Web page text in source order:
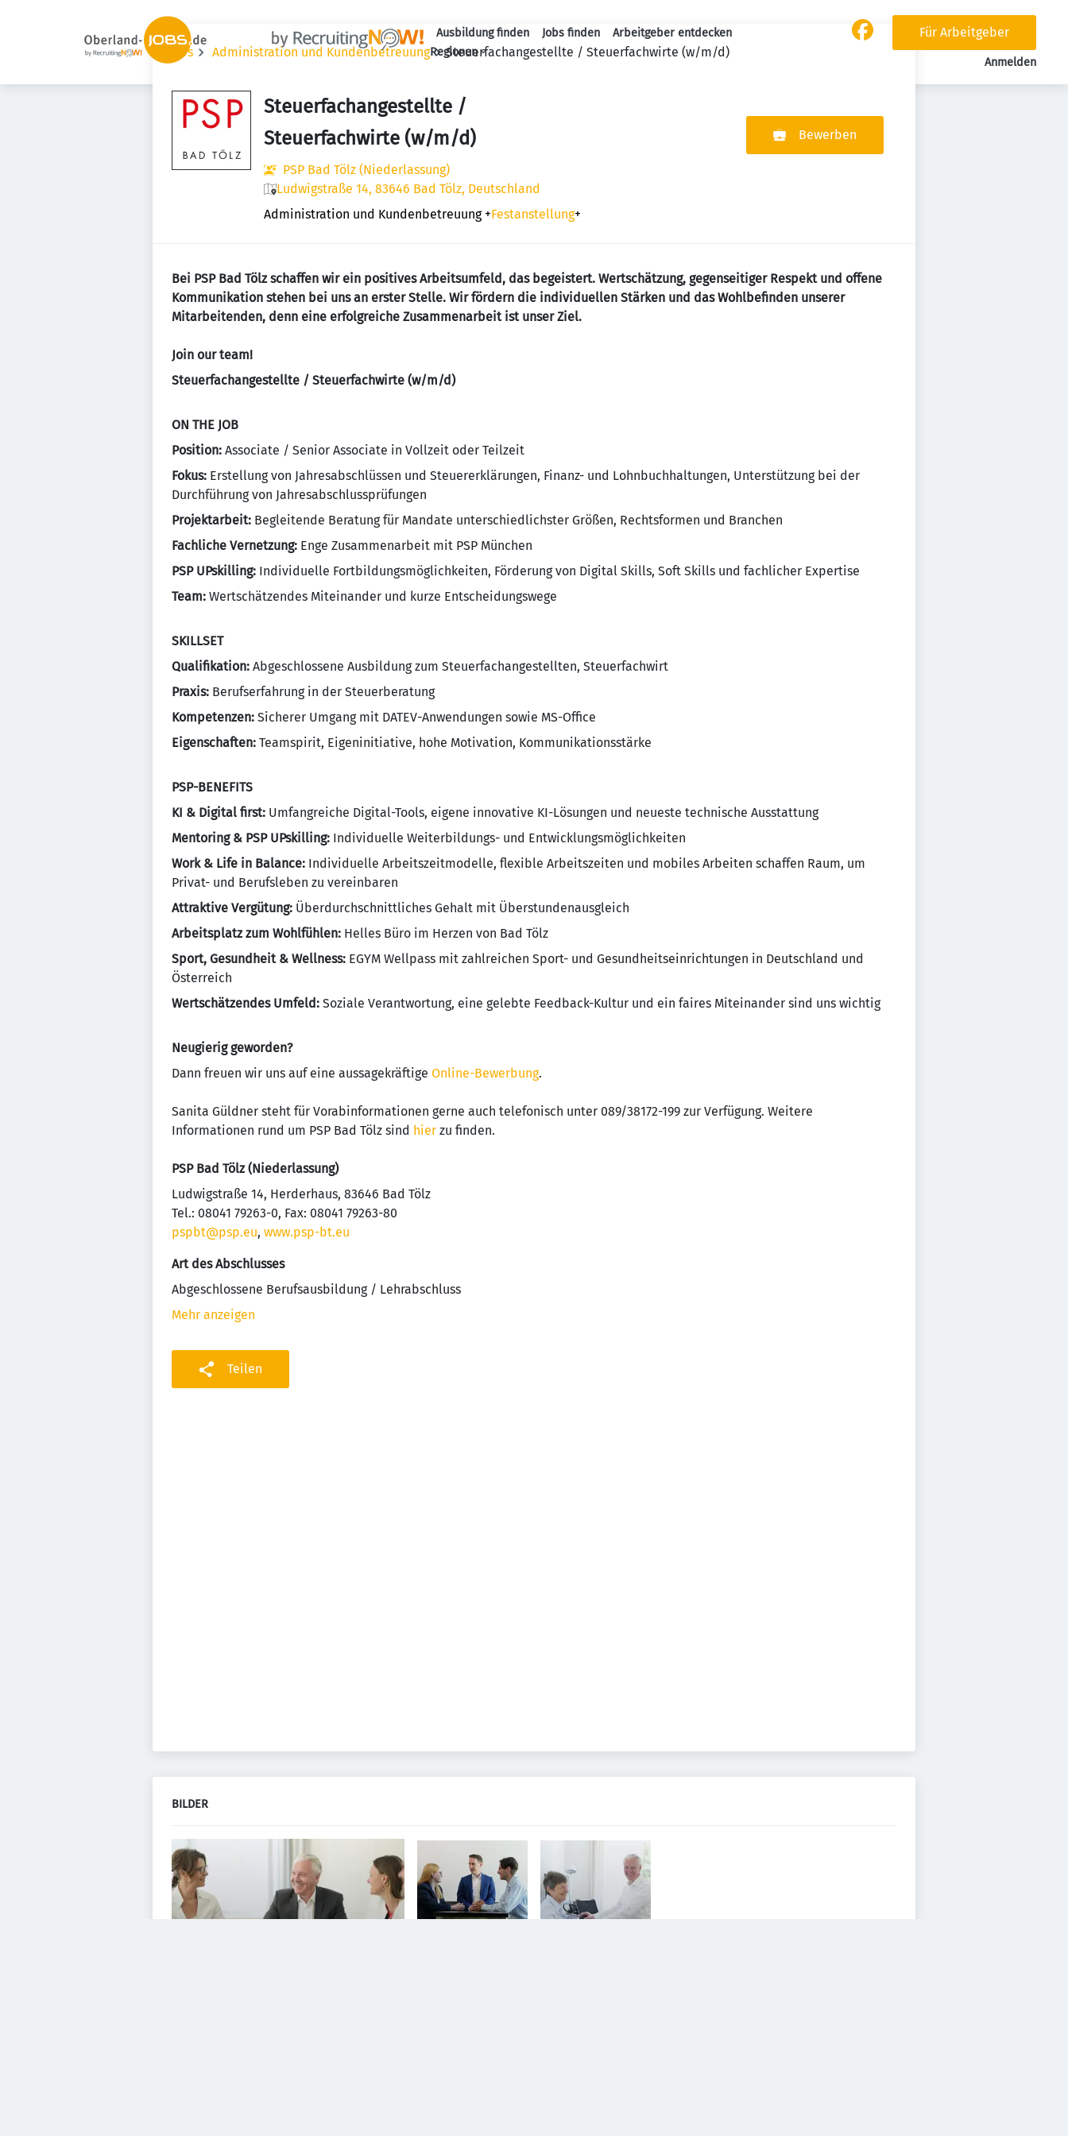
Haupt-Navigation
Ausbildung finden Jobs finden
Arbeitgeber entdecken
Regionen
Für Arbeitgeber
Anmelden
Jobs Administration und Kundenbetreuung Steuerfachangestellte / Steuerfachwirte (w/m/d)
Steuerfachangestellte /
Steuerfachwirte (w/m/d)
PSP Bad Tölz (Niederlassung)
Ludwigstraße 14, 83646 Bad Tölz, Deutschland
Administration und Kundenbetreuung +Festanstellung+
Bewerben
Bei PSP Bad Tölz schaffen wir ein positives Arbeitsumfeld, das begeistert. Wertschätzung, gegenseitiger Respekt und offene
Kommunikation stehen bei uns an erster Stelle. Wir fördern die individuellen Stärken und das Wohlbefinden unserer
Mitarbeitenden, denn eine erfolgreiche Zusammenarbeit ist unser Ziel.
Join our team!
Steuerfachangestellte / Steuerfachwirte (w/m/d)
ON THE JOB
Position: Associate / Senior Associate in Vollzeit oder Teilzeit
Fokus: Erstellung von Jahresabschlüssen und Steuererklärungen, Finanz- und Lohnbuchhaltungen, Unterstützung bei der
Durchführung von Jahresabschlussprüfungen
Projektarbeit: Begleitende Beratung für Mandate unterschiedlichster Größen, Rechtsformen und Branchen
Fachliche Vernetzung: Enge Zusammenarbeit mit PSP München
PSP UPskilling: Individuelle Fortbildungsmöglichkeiten, Förderung von Digital Skills, Soft Skills und fachlicher Expertise
Team: Wertschätzendes Miteinander und kurze Entscheidungswege
SKILLSET
Qualifikation: Abgeschlossene Ausbildung zum Steuerfachangestellten, Steuerfachwirt
Praxis: Berufserfahrung in der Steuerberatung
Kompetenzen: Sicherer Umgang mit DATEV-Anwendungen sowie MS-Office
Eigenschaften: Teamspirit, Eigeninitiative, hohe Motivation, Kommunikationsstärke
PSP-BENEFITS
KI & Digital first: Umfangreiche Digital-Tools, eigene innovative KI-Lösungen und neueste technische Ausstattung
Mentoring & PSP UPskilling: Individuelle Weiterbildungs- und Entwicklungsmöglichkeiten
Work & Life in Balance: Individuelle Arbeitszeitmodelle, flexible Arbeitszeiten und mobiles Arbeiten schaffen Raum, um
Privat- und Berufsleben zu vereinbaren
Attraktive Vergütung: Überdurchschnittliches Gehalt mit Überstundenausgleich
Arbeitsplatz zum Wohlfühlen: Helles Büro im Herzen von Bad Tölz
Sport, Gesundheit & Wellness: EGYM Wellpass mit zahlreichen Sport- und Gesundheitseinrichtungen in Deutschland und
Österreich
Wertschätzendes Umfeld: Soziale Verantwortung, eine gelebte Feedback-Kultur und ein faires Miteinander sind uns wichtig
Neugierig geworden?
Dann freuen wir uns auf eine aussagekräftige Online-Bewerbung.
Sanita Güldner steht für Vorabinformationen gerne auch telefonisch unter 089/38172-199 zur Verfügung. Weitere
Informationen rund um PSP Bad Tölz sind hier zu finden.
PSP Bad Tölz (Niederlassung)
Ludwigstraße 14, Herderhaus, 83646 Bad Tölz
Tel.: 08041 79263-0, Fax: 08041 79263-80
pspbt@psp.eu, www.psp-bt.eu
Art des Abschlusses
Abgeschlossene Berufsausbildung / Lehrabschluss
Mehr anzeigen
Teilen
BILDER